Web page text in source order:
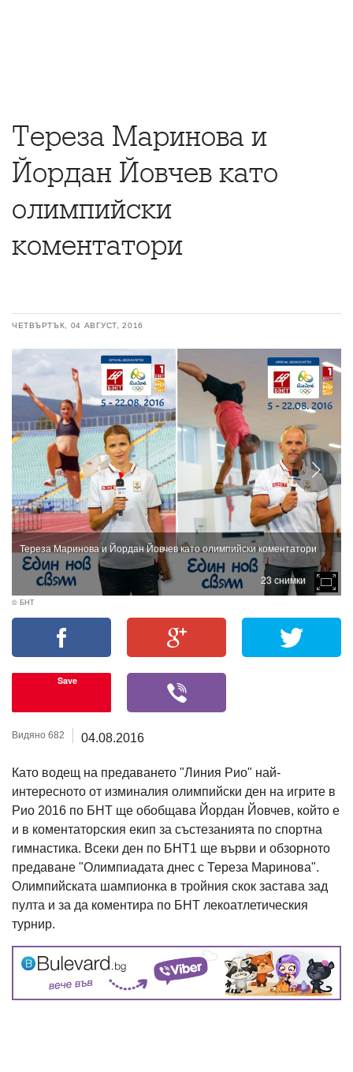
Тереза Маринова и
Йордан Йовчев като
олимпийски
коментатори
ЧЕТВЪРТЪК, 04 АВГУСТ, 2016
Тереза Маринова и Йордан Йовчев като олимпийски коментатори
23 снимки
© БНТ
Save
Видяно 682 04.08.2016
Като водещ на предаването "Линия Рио" най-
интересното от изминалия олимпийски ден на игрите в
Рио 2016 по БНТ ще обобщава Йордан Йовчев, който е
и в коментаторския екип за състезанията по спортна
гимнастика. Всеки ден по БНТ1 ще върви и обзорното
предаване "Олимпиадата днес с Тереза Маринова".
Олимпийската шампионка в тройния скок застава зад
пулта и за да коментира по БНТ лекоатлетическия
турнир.